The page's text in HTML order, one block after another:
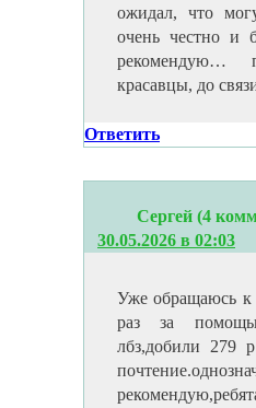
ожидал, что
очень честно и
рекомендую…
красавцы, до
Ответить
Сергей (4
30.05.2026 в 02:03
Уже обращаюсь к
раз за
лбз,добили 279